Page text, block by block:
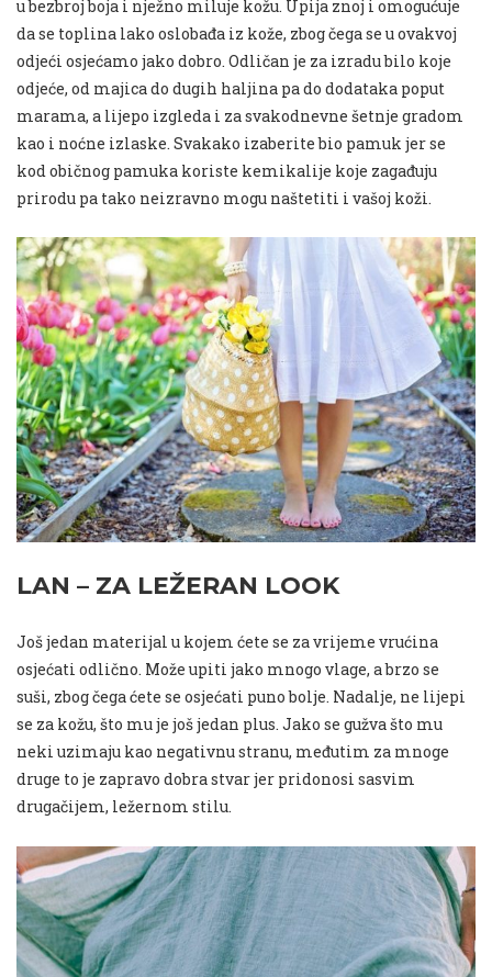
u bezbroj boja i nježno miluje kožu. Upija znoj i omogućuje
da se toplina lako oslobađa iz kože, zbog čega se u ovakvoj
odjeći osjećamo jako dobro. Odličan je za izradu bilo koje
odjeće, od majica do dugih haljina pa do dodataka poput
marama, a lijepo izgleda i za svakodnevne šetnje gradom
kao i noćne izlaske. Svakako izaberite bio pamuk jer se
kod običnog pamuka koriste kemikalije koje zagađuju
prirodu pa tako neizravno mogu naštetiti i vašoj koži.
LAN – ZA LEŽERAN LOOK
Još jedan materijal u kojem ćete se za vrijeme vrućina
osjećati odlično. Može upiti jako mnogo vlage, a brzo se
suši, zbog čega ćete se osjećati puno bolje. Nadalje, ne lijepi
se za kožu, što mu je još jedan plus. Jako se gužva što mu
neki uzimaju kao negativnu stranu, međutim za mnoge
druge to je zapravo dobra stvar jer pridonosi sasvim
drugačijem, ležernom stilu.